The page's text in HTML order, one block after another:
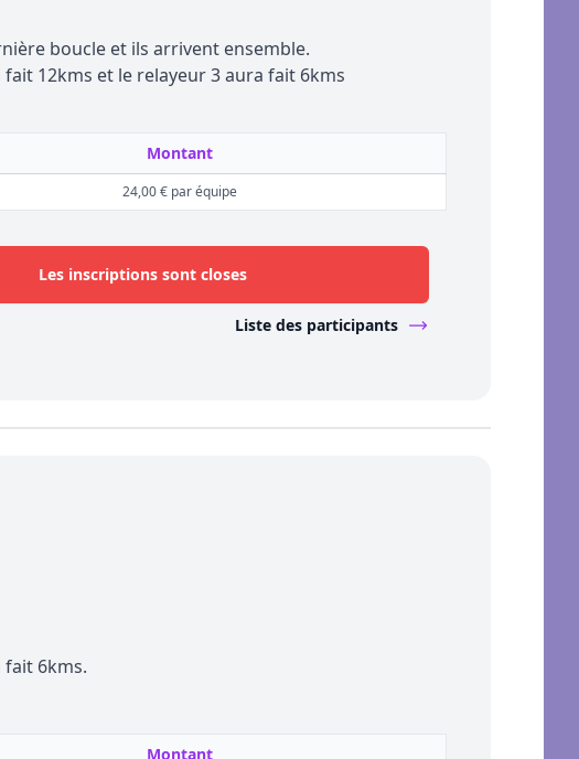
boucle et ils arrivent ensemble.
12kms et le relayeur 3 aura fait 6kms
Montant
24,00 € par équipe
Les inscriptions sont closes
Liste des participants
fait 6kms.
Montant